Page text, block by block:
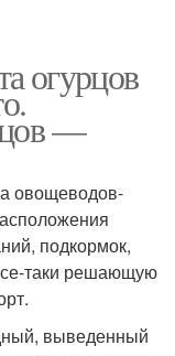
огурцов
—
овощеводов-
подкормок,
таки решающую
выведенный